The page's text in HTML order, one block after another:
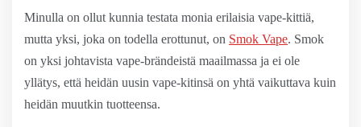
Minulla on ollut kunnia testata monia erilaisia vape-kittiä,
mutta yksi, joka on todella erottunut, on Smok Vape. Smok
on yksi johtavista vape-brändeistä maailmassa ja ei ole
yllätys, että heidän uusin vape-kitinsä on yhtä vaikuttava kuin
heidän muutkin tuotteensa.